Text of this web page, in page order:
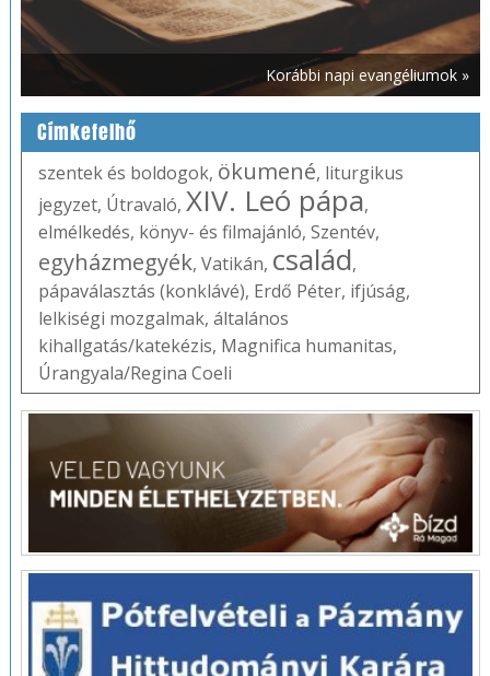
Korábbi napi evangéliumok »
Címkefelhő
szentek és boldogok, ökumené, liturgikus
jegyzet, Útravaló, XIV. Leó pápa,
elmélkedés, könyv- és filmajánló, Szentév,
egyházmegyék, Vatikán, család,
pápaválasztás (konklávé), Erdő Péter, ifjúság,
lelkiségi mozgalmak, általános
kihallgatás/katekézis, Magnifica humanitas,
Úrangyala/Regina Coeli